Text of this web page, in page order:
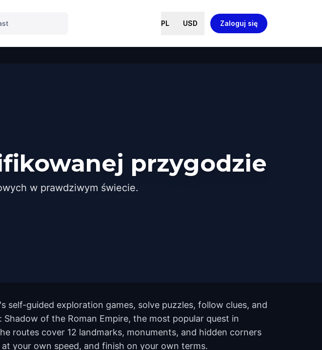
PL USD Zaloguj się
przygodzie
w prawdziwym świecie.
guided exploration games, solve puzzles, follow clues, and
of the Roman Empire, the most popular quest in
routes cover 12 landmarks, monuments, and hidden corners
your own speed, and finish on your own terms.